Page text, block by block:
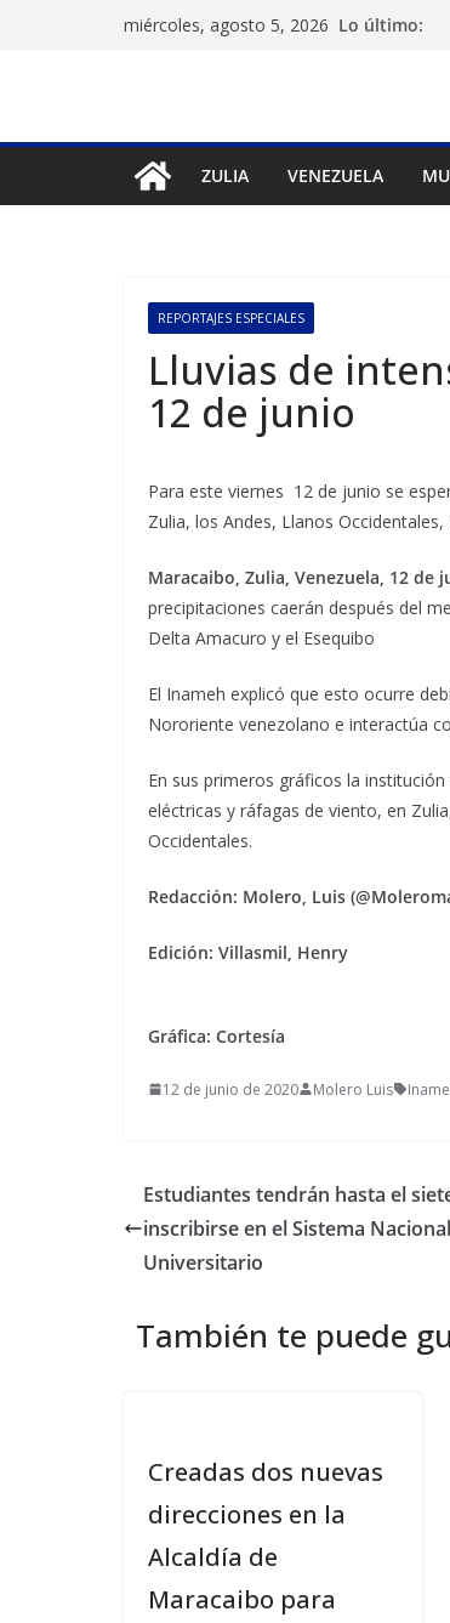
miércoles, agosto 5, 2026 Lo último:
ZULIA VENEZUELA
REPORTAJES ESPECIALES
Lluvias de
12 de junio
Para este viernes 12 de junio se
Zulia, los Andes, Llanos
Maracaibo, Zulia, Venezuela, 12 de
precipitaciones caerán después del
Delta Amacuro y el Esequibo
El Inameh explicó que esto ocurre
Nororiente venezolano e interactúa
En sus primeros gráficos la
eléctricas y ráfagas de viento, en
Occidentales.
Redacción: Molero, Luis
Edición: Villasmil, Henry
Gráfica: Cortesía
12 de junio de 2020 Molero Luis
Estudiantes tendrán hasta el
inscribirse en el Sistema
Universitario
También te puede
Creadas dos nuevas
direcciones en la
Alcaldía de
Maracaibo para